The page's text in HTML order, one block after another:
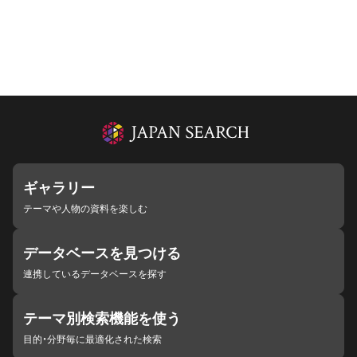
ギャラリー
テーマや人物の資料を楽しむ
データベースを見つける
連携しているデータベースを探す
テーマ別検索機能を使う
目的・分野毎に最適化された検索